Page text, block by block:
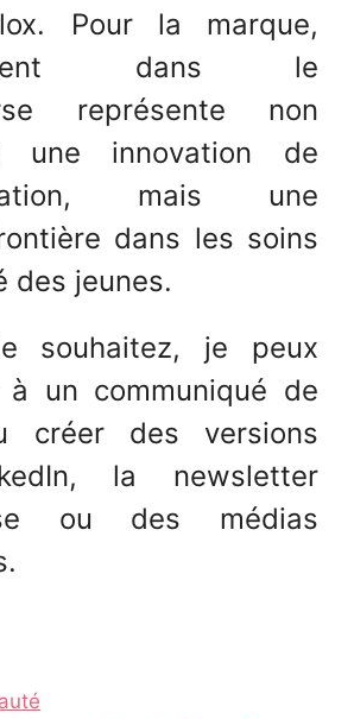
Pour la marque,
dans le
représente non
une innovation de
mais une
dans les soins
des jeunes.
souhaitez, je peux
à un communiqué de
créer des versions
la newsletter
ou des médias